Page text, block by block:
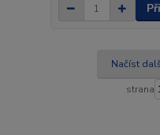
Načíst
strana